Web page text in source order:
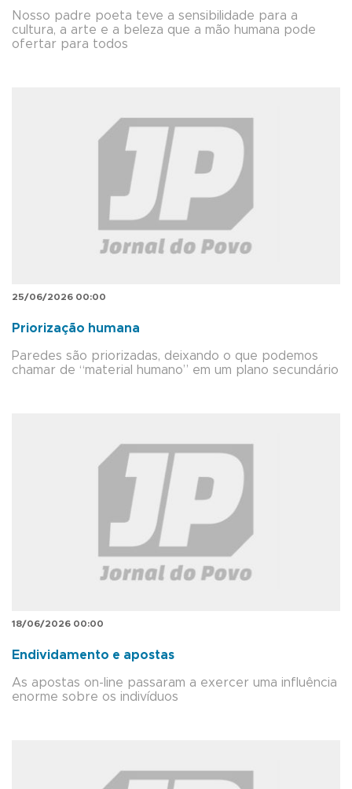
Nosso padre poeta teve a sensibilidade para a
cultura, a arte e a beleza que a mão humana pode
ofertar para todos
25/06/2026 00:00
Priorização humana
Paredes são priorizadas, deixando o que podemos
chamar de “material humano” em um plano secundário
18/06/2026 00:00
Endividamento e apostas
As apostas on-line passaram a exercer uma influência
enorme sobre os indivíduos